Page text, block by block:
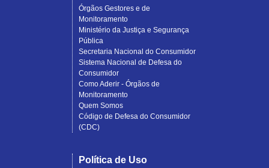
Órgãos Gestores e de
Monitoramento
Ministério da Justiça e Segurança
Pública
Secretaria Nacional do Consumidor
Sistema Nacional de Defesa do
Consumidor
Como Aderir - Órgãos de
Monitoramento
Quem Somos
Código de Defesa do Consumidor
(CDC)
Política de Uso